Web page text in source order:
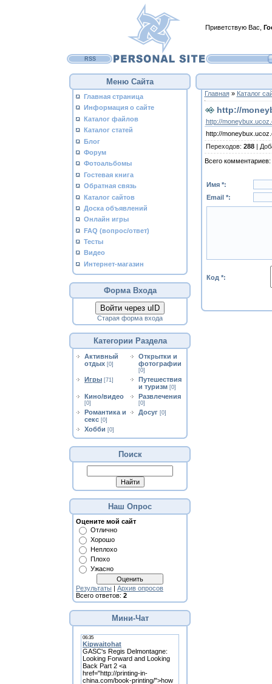
Приветствую Вас
RSS
Меню Сайта
Главная страница
Информация о сайте
Каталог файлов
Каталог статей
Блог
Форум
Фотоальбомы
Гостевая книга
Обратная связь
Каталог сайтов
Доска объявлений
Онлайн игры
FAQ (вопрос/ответ)
Тесты
Видео
Интернет-магазин
Форма Входа
Войти через uID
Старая форма входа
Категории Раздела
Активный
отдых [0]
Открытки и
фотографии
[0]
Игры [71]
Путешествия
и туризм [0]
Кино/видео
[0]
Развлечения
[0]
Романтика и
секс [0]
Досуг [0]
Хобби [0]
Поиск
Наш Опрос
Оцените мой сайт
Отлично
Хорошо
Неплохо
Плохо
Ужасно
Результаты | Архив опросов
Всего ответов: 2
Мини-Чат
Главная» Каталог
http://
http://
http://
Переходов: 288|
Всего комментариев:
Имя *:
Email *:
Код *: